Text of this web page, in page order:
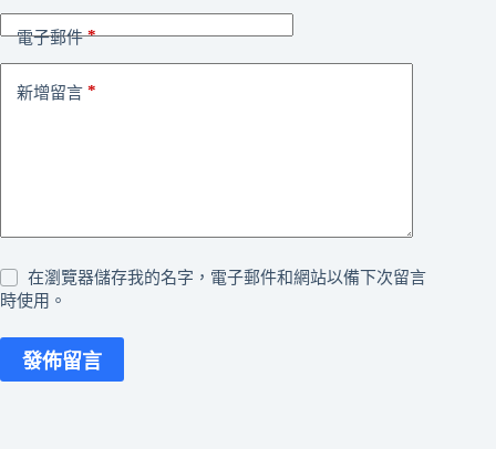
電子郵件*
新增留言 *
在瀏覽器儲存我的名字，電子郵件和網站以備下次留言
時使用。
發佈留言